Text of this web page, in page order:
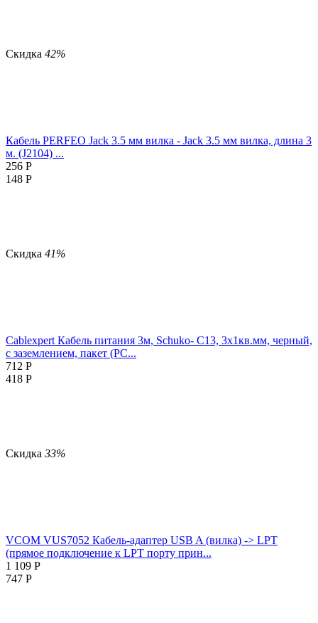
Скидка 42%
Кабель PERFEO Jack 3.5 мм вилка - Jack 3.5 мм вилка, длина 3
м. (J2104) ...
256 Р
148 Р
Скидка 41%
Cablexpert Кабель питания 3м, Schuko- C13, 3х1кв.мм, черный,
с заземлением, пакет (PC...
712 Р
418 Р
Скидка 33%
VCOM VUS7052 Кабель-адаптер USB A (вилка) -> LPT
(прямое подключение к LPT порту прин...
1 109 Р
747 Р